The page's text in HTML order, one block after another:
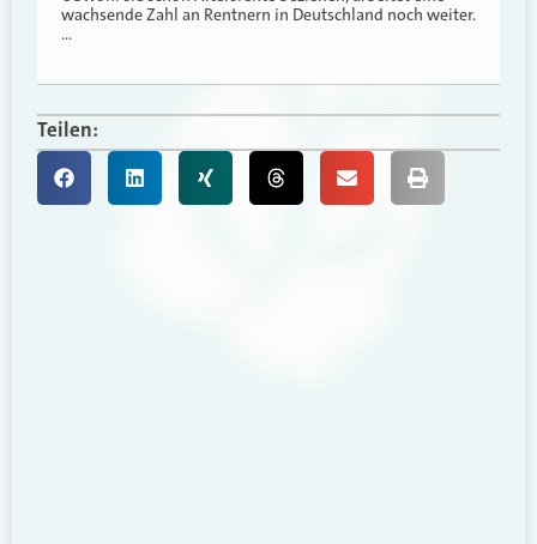
wachsende Zahl an Rentnern in Deutschland noch weiter.
…
Teilen: